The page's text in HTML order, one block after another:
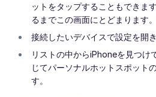
ットをタップすることもできま
るまでこの画面にとどまります。
接続したいデバイスで設定を開
リストの中からiPhoneを見つけ
じてパーソナルホットスポット
す。